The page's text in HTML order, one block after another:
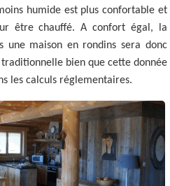
humide est plus confortable et
être chauffé. A confort égal, la
une maison en rondins sera donc
bien que cette donnée
les calculs réglementaires.